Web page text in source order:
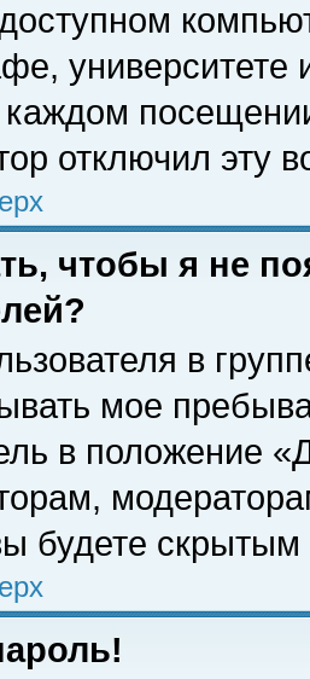
университете
отключил эту
чтобы я не
в
мое
в положение
будете скрытым